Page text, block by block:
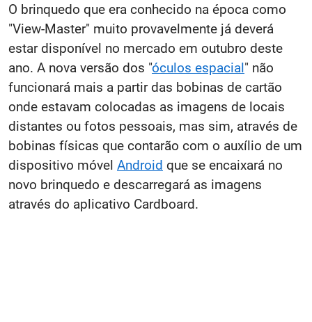
O brinquedo que era conhecido na época como
"View-Master" muito provavelmente já deverá
estar disponível no mercado em outubro deste
ano. A nova versão dos "óculos espacial" não
funcionará mais a partir das bobinas de cartão
onde estavam colocadas as imagens de locais
distantes ou fotos pessoais, mas sim, através de
bobinas físicas que contarão com o auxílio de um
dispositivo móvel Android que se encaixará no
novo brinquedo e descarregará as imagens
através do aplicativo Cardboard.